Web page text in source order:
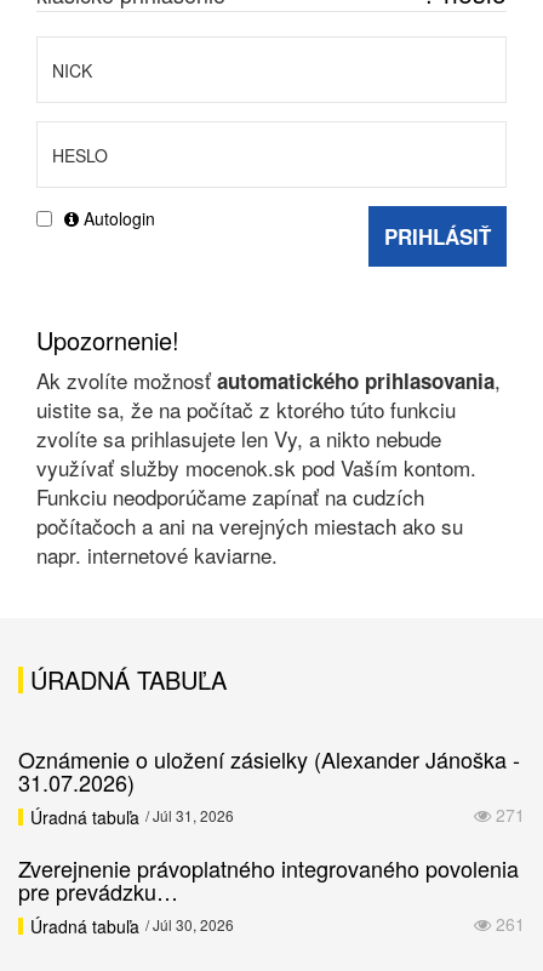
Autologin
PRIHLÁSIŤ
Upozornenie!
Ak zvolíte možnosťautomatického prihlasovania,
uistite sa, že na počítač z ktorého túto funkciu
zvolíte sa prihlasujete len Vy, a nikto nebude
využívať služby mocenok.sk pod Vaším kontom.
Funkciu neodporúčame zapínať na cudzích
počítačoch a ani na verejných miestach ako su
napr. internetové kaviarne.
ÚRADNÁ TABUĽA
Oznámenie o uložení zásielky (Alexander Jánoška -
31.07.2026)
271
Úradná tabuľa / Júl 31, 2026
Zverejnenie právoplatného integrovaného povolenia
pre prevádzku…
261
Úradná tabuľa / Júl 30, 2026